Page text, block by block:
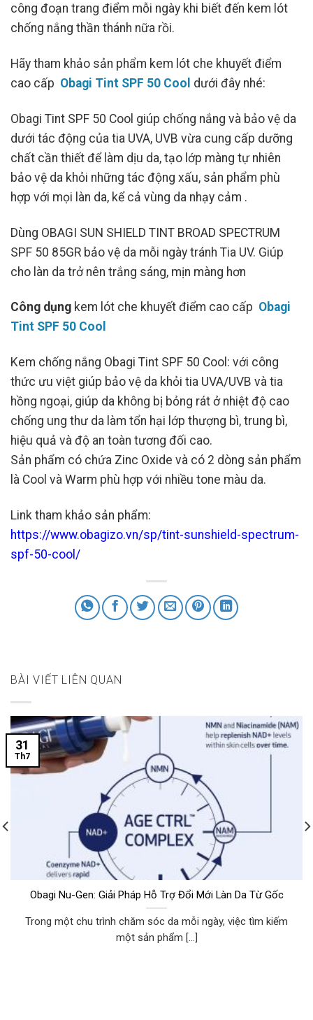
công đoạn trang điểm mỗi ngày khi biết đến kem lót
chống nắng thần thánh nữa rồi.
Hãy tham khảo sản phẩm kem lót che khuyết điểm
cao cấp Obagi Tint SPF 50 Cool dưới đây nhé:
Obagi Tint SPF 50 Cool giúp chống nắng và bảo vệ da
dưới tác động của tia UVA, UVB vừa cung cấp dưỡng
chất cần thiết để làm dịu da, tạo lớp màng tự nhiên
bảo vệ da khỏi những tác động xấu, sản phẩm phù
hợp với mọi làn da, kể cả vùng da nhạy cảm .
Dùng OBAGI SUN SHIELD TINT BROAD SPECTRUM
SPF 50 85GR bảo vệ da mỗi ngày tránh Tia UV. Giúp
cho làn da trở nên trắng sáng, mịn màng hơn
Công dụng kem lót che khuyết điểm cao cấp Obagi
Tint SPF 50 Cool
Kem chống nắng Obagi Tint SPF 50 Cool: với công
thức ưu việt giúp bảo vệ da khỏi tia UVA/UVB và tia
hồng ngoại, giúp da không bị bỏng rát ở nhiệt độ cao
chống ung thư da làm tổn hại lớp thượng bì, trung bì,
hiệu quả và độ an toàn tương đối cao.
Sản phẩm có chứa Zinc Oxide và có 2 dòng sản phẩm
là Cool và Warm phù hợp với nhiều tone màu da.
Link tham khảo sản phẩm:
https://www.obagizo.vn/sp/tint-sunshield-spectrum-
spf-50-cool/
BÀI VIẾT LIÊN QUAN
Obagi Nu-Gen: Giải Pháp Hỗ Trợ Đổi Mới Làn Da Từ Gốc
Trong một chu trình chăm sóc da mỗi ngày, việc tìm kiếm
một sản phẩm [...]
31
Th7